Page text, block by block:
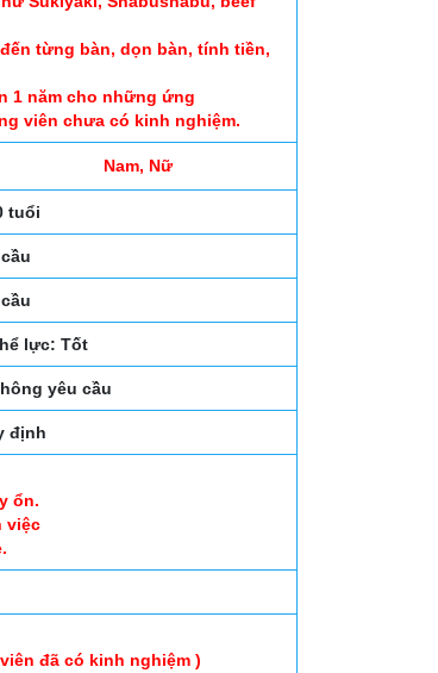
từng bàn, dọn bàn, tính tiền,
1 năm cho những ứng
viên chưa có kinh nghiệm.
Nam, Nữ
tuổi
lực: Tốt
yêu cầu
định
ổn.
việc
đã có kinh nghiệm )